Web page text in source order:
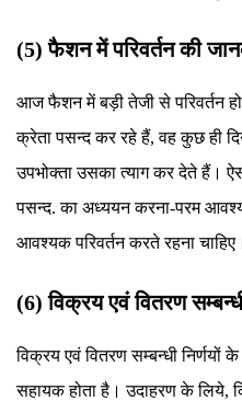
(5) फैशन में परिवर्तन की
आज फैशन में बड़ी तेजी से परिवर्तन
क्रेता पसन्द कर रहे हैं, वह कुछ ही
उपभोक्ता उसका त्याग कर देते हैं।
पसन्द. का अध्ययन करना-परम
आवश्यक परिवर्तन करते रहना चाहिए।
(6) विक्रय एवं वितरण
विक्रय एवं वितरण सम्बन्धी निर्णयों
सहायक होता है। उदाहरण के लिये,